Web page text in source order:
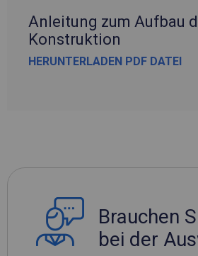
Anleitung zum Aufbau
Konstruktion
HERUNTERLADEN PDF DATEI
Brauchen
bei der